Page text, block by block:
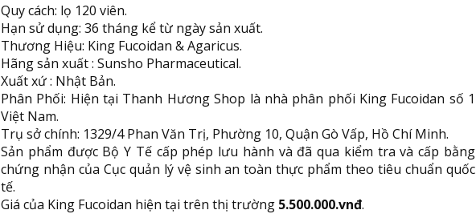
Quy cách: lọ 120 viên.
Hạn sử dụng: 36 tháng kể từ ngày sản xuất.
Thương Hiệu: King Fucoidan & Agaricus.
Hãng sản xuất : Sunsho Pharmaceutical.
Xuất xứ : Nhật Bản.
Phân Phối: Hiện tại Thanh Hương Shop là nhà phân phối King Fucoidan số 1
Việt Nam.
Trụ sở chính: 1329/4 Phan Văn Trị, Phường 10, Quận Gò Vấp, Hồ Chí Minh.
Sản phẩm được Bộ Y Tế cấp phép lưu hành và đã qua kiểm tra và cấp bằng
chứng nhận của Cục quản lý vệ sinh an toàn thực phẩm theo tiêu chuẩn quốc
tế.
Giá của King Fucoidan hiện tại trên thị trường 5.500.000.vnđ.